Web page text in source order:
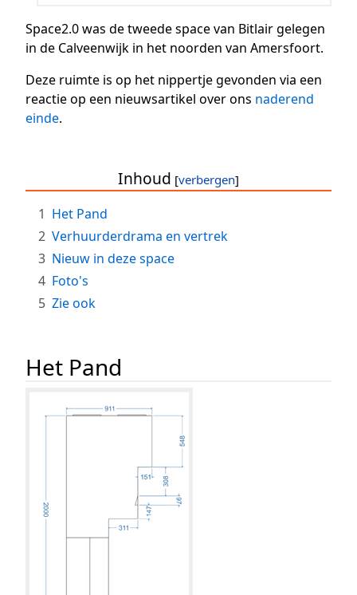
Space2.0 was de tweede space van Bitlair gelegen
in de Calveenwijk in het noorden van Amersfoort.
Deze ruimte is op het nippertje gevonden via een
reactie op een nieuwsartikel over ons naderend
einde.
Inhoud
1 Het Pand
2 Verhuurderdrama en vertrek
3 Nieuw in deze space
4 Foto's
5 Zie ook
Het Pand